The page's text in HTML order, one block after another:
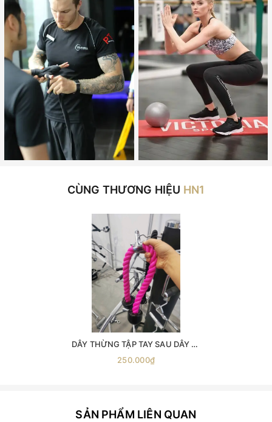
CÙNG THƯƠNG HIỆU HN1
DÂY THỪNG TẬP TAY SAU DÂY KÉO CÁP ( phụ kiện số 4 ) -dây thừng kéo xô -dây thừng tập xô -dây thừng tập tay- sau phụ kiện kéo xô dây đôi tập tay sau dây đôi tập xô tay
250.000₫
SẢN PHẨM LIÊN QUAN